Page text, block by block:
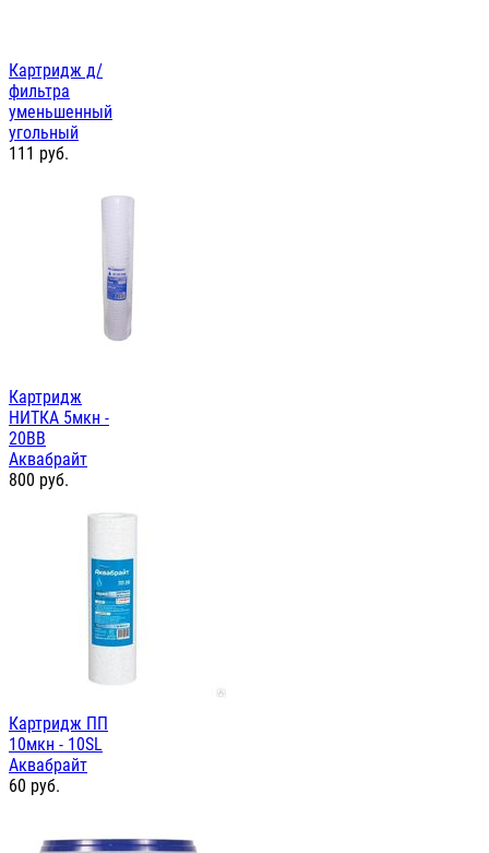
Картридж д/
фильтра
уменьшенный
угольный
111 руб.
Картридж
НИТКА 5мкн -
20ВВ
Аквабрайт
800 руб.
Картридж ПП
10мкн - 10SL
Аквабрайт
60 руб.